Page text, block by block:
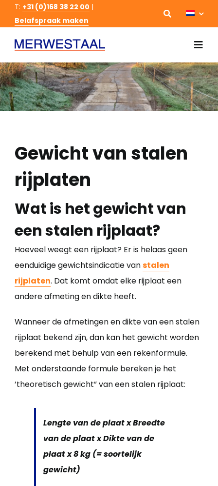
naar
inhoud
T: +31 (0)168 38 22 00 |
Belafspraak maken
Gewicht van stalen
rijplaten
Wat is het gewicht van
een stalen rijplaat?
Hoeveel weegt een rijplaat? Er is helaas geen
eenduidige gewichtsindicatie vanstalen
rijplaten. Dat komt omdat elke rijplaat een
andere afmeting en dikte heeft.
Wanneer de afmetingen en dikte van een stalen
rijplaat bekend zijn, dan kan het gewicht worden
berekend met behulp van een rekenformule.
Met onderstaande formule bereken je het
’theoretisch gewicht” van een stalen rijplaat:
Lengte van de plaat x Breedte
van de plaat x Dikte van de
plaat x 8 kg (= soortelijk
gewicht)